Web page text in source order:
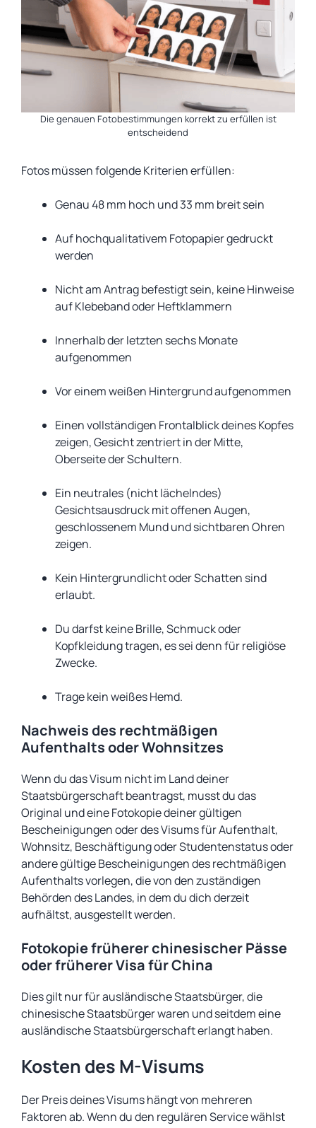
Die genauen Fotobestimmungen korrekt zu erfüllen ist
entscheidend
Fotosmüssenfolgende Kriterien erfüllen:
Genau 48 mm hoch und 33 mm breit sein
Auf hochqualitativem Fotopapier gedruckt
werden
Nicht am Antrag befestigt sein, keine Hinweise
auf Klebeband oder Heftklammern
Innerhalb der letzten sechs Monate
aufgenommen
Vor einem weißen Hintergrund aufgenommen
Einen vollständigen Frontalblick deines Kopfes
zeigen, Gesicht zentriert in der Mitte,
Oberseite der Schultern.
Ein neutrales (nicht lächelndes)
Gesichtsausdruck mit offenen Augen,
geschlossenem Mund und sichtbaren Ohren
zeigen.
Kein Hintergrundlicht oder Schatten sind
erlaubt.
Du darfst keine Brille, Schmuck oder
Kopfkleidung tragen, es sei denn für religiöse
Zwecke.
Trage kein weißes Hemd.
Nachweis des rechtmäßigen
Aufenthalts oder Wohnsitzes
Wenn du das Visum nicht im Land deiner
Staatsbürgerschaft beantragst, musst du das
Original und eine Fotokopie deiner gültigen
Bescheinigungen oder des Visums für Aufenthalt,
Wohnsitz, Beschäftigung oder Studentenstatus oder
andere gültige Bescheinigungen des rechtmäßigen
Aufenthalts vorlegen, die von den zuständigen
Behörden des Landes, in dem du dich derzeit
aufhältst, ausgestellt werden.
Fotokopie früherer chinesischer Pässe
oder früherer Visa für China
Dies gilt nur für ausländische Staatsbürger, die
chinesische Staatsbürger waren und seitdem eine
ausländische Staatsbürgerschaft erlangt haben.
Kosten des M-Visums
Der Preis deines Visums hängt von mehreren
Faktoren ab. Wenn du den regulären Service wählst